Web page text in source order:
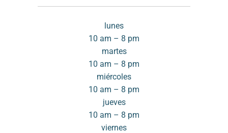
lunes
10 am – 8 pm
martes
10 am – 8 pm
miércoles
10 am – 8 pm
jueves
10 am – 8 pm
viernes